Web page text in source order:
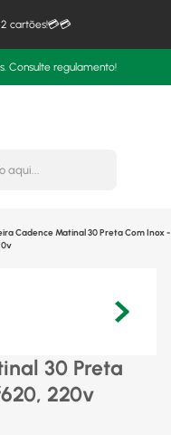
cartões!💳💳
Consulte regulamento!
seus produtos
Cadence Matinal 30 Preta Com Inox -
30 Preta
220v